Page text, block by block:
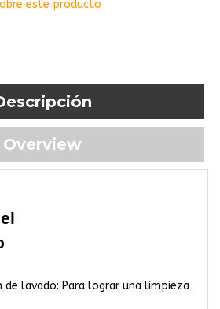
este producto
Overview
de lavado: Para lograr una limpieza